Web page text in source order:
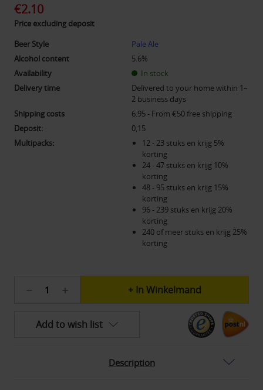
€2.10
Price excluding deposit
Beer Style
Pale Ale
Alcohol content
5.6%
Availability
In stock
Delivery time
Delivered to your home within 1–
2 business days
Shipping costs
6.95 - From €50 free shipping
Deposit:
0,15
Multipacks:
12 - 23 stuks en krijg 5%
korting
24 - 47 stuks en krijg 10%
korting
48 - 95 stuks en krijg 15%
korting
96 - 239 stuks en krijg 20%
korting
240 of meer stuks en krijg 25%
korting
Hoeveelheid
Uiltje
Dikke
Hoeveelheid
Uiltje
Dikke
Add to wish list
Description